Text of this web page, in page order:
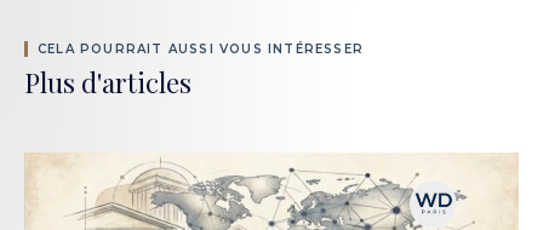
CELA POURRAIT AUSSI VOUS INTÉRESSER
Plus d'articles